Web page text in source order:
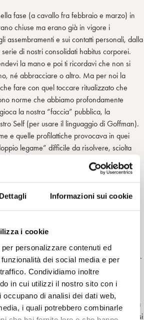
Dettagli Informazioni sui cookie
i cookie
personalizzare contenuti ed
dei social media e per
Condividiamo inoltre
in cui utilizzi il nostro sito con i
di analisi dei dati web,
i quali potrebbero combinarle
fase (a cavallo fra febbraio e marzo) in
chiuse ma erano già in vigore i
assembramenti e sui contatti personali, dalla
di nostri consolidati habitus corporei.
la mano e poi ti ricordavi che non si
né abbracciare o altro. Ma per noi la
fare con quel toccare ritualizzato che
norme che abbiamo profondamente
la nostra “faccia” pubblica, la
Self (per usare il linguaggio di Goffman).
e quelle profilattiche provocava in quei
legame” difficile da risolvere, sciolta
di aver appena commesso un reato
per sottolineare in che misura la
messa in gioco da questa socialità
quella della “reclusione” forzata che
tutta da capire quale sarà su tempi
corpi sottratti a una parte almeno delle loro
dovremo capire che cosa diventano
trasportate interamente sul piano virtuale. Il
che tu proponi è di per sé interessantissimo.
di Skype, avrebbe costruito in modo
rinunciato alla compresenza dei
materiale (gli oggetti antichi e etnici che
con la loro presenza alla profondità
Forse sì, nel senso che la psicoanalisi si